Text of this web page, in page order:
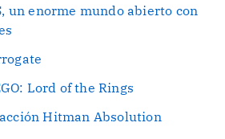
un enorme mundo abierto con
Lord of the Rings
Hitman Absolution